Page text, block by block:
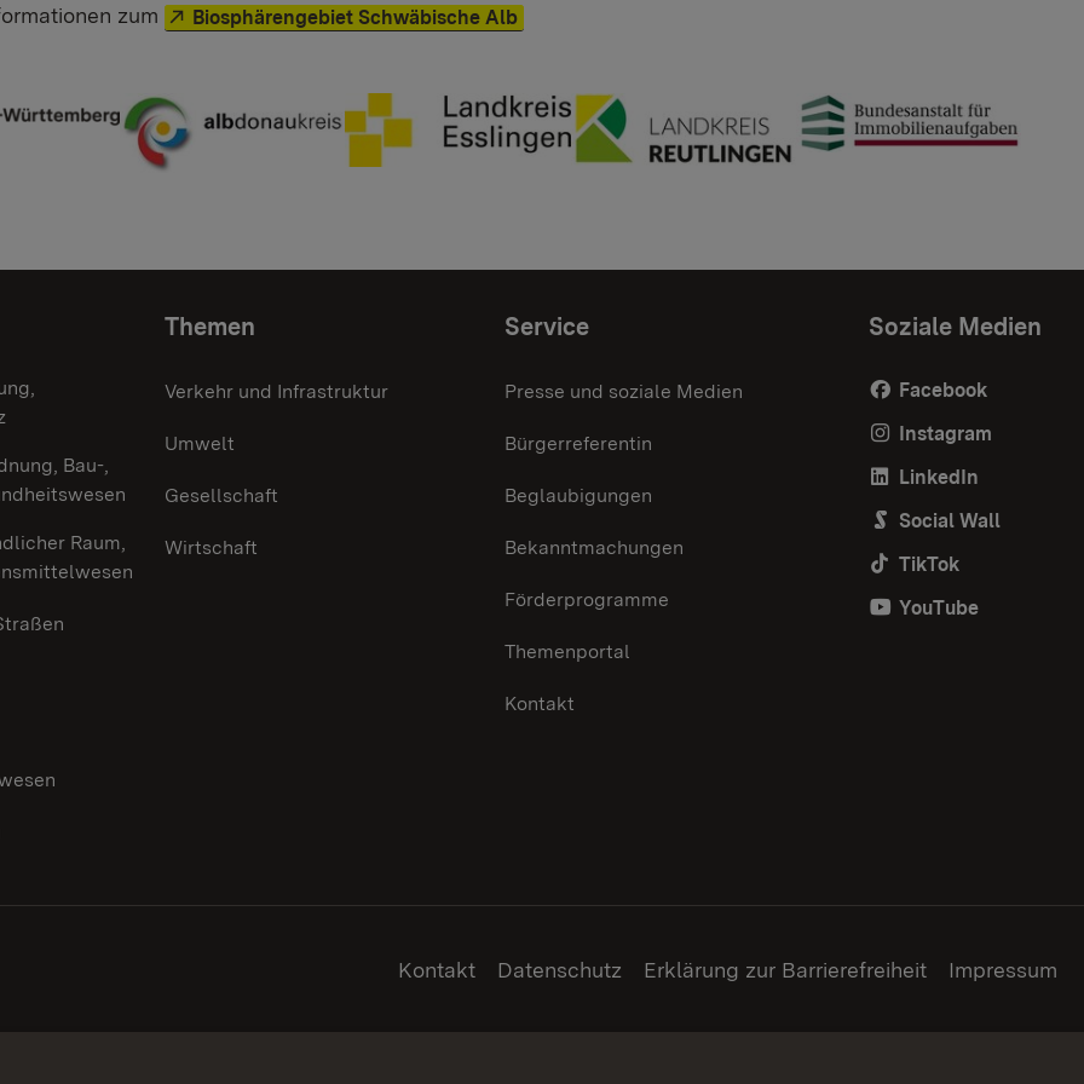
zum Externer Link:
Biosphärengebiet Schwäbische Alb
Bau-,
Raum,
Themen
Verkehr und Infrastruktur
Umwelt
Gesellschaft
Wirtschaft
Service
Presse und soziale Medien
Bürgerreferentin
Beglaubigungen
Bekanntmachungen
Förderprogramme
Themenportal
Kontakt
Soziale Medien
Facebook
Instagram
LinkedIn
Social Wall
TikTok
YouTube
Kontakt Datenschutz Erklärung zur Barrierefreiheit Impressum